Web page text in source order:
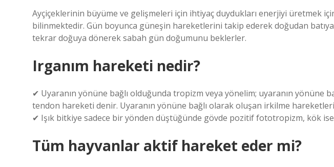
Ayçiçeklerinin büyüme ve gelişmeleri için ihtiyaç duydukları enerjiyi üretmek
bilinmektedir. Gün boyunca güneşin hareketlerini takip ederek doğudan
tekrar doğuya dönerek sabah gün doğumunu beklerler.
Irganım hareketi nedir?
✔ Uyaranın yönüne bağlı olduğunda tropizm veya yönelim; uyaranın yönüne
tendon hareketi denir. Uyaranın yönüne bağlı olarak oluşan irkilme
✔ Işık bitkiye sadece bir yönden düştüğünde gövde pozitif fototropizm, kök
Tüm hayvanlar aktif hareket eder mi?